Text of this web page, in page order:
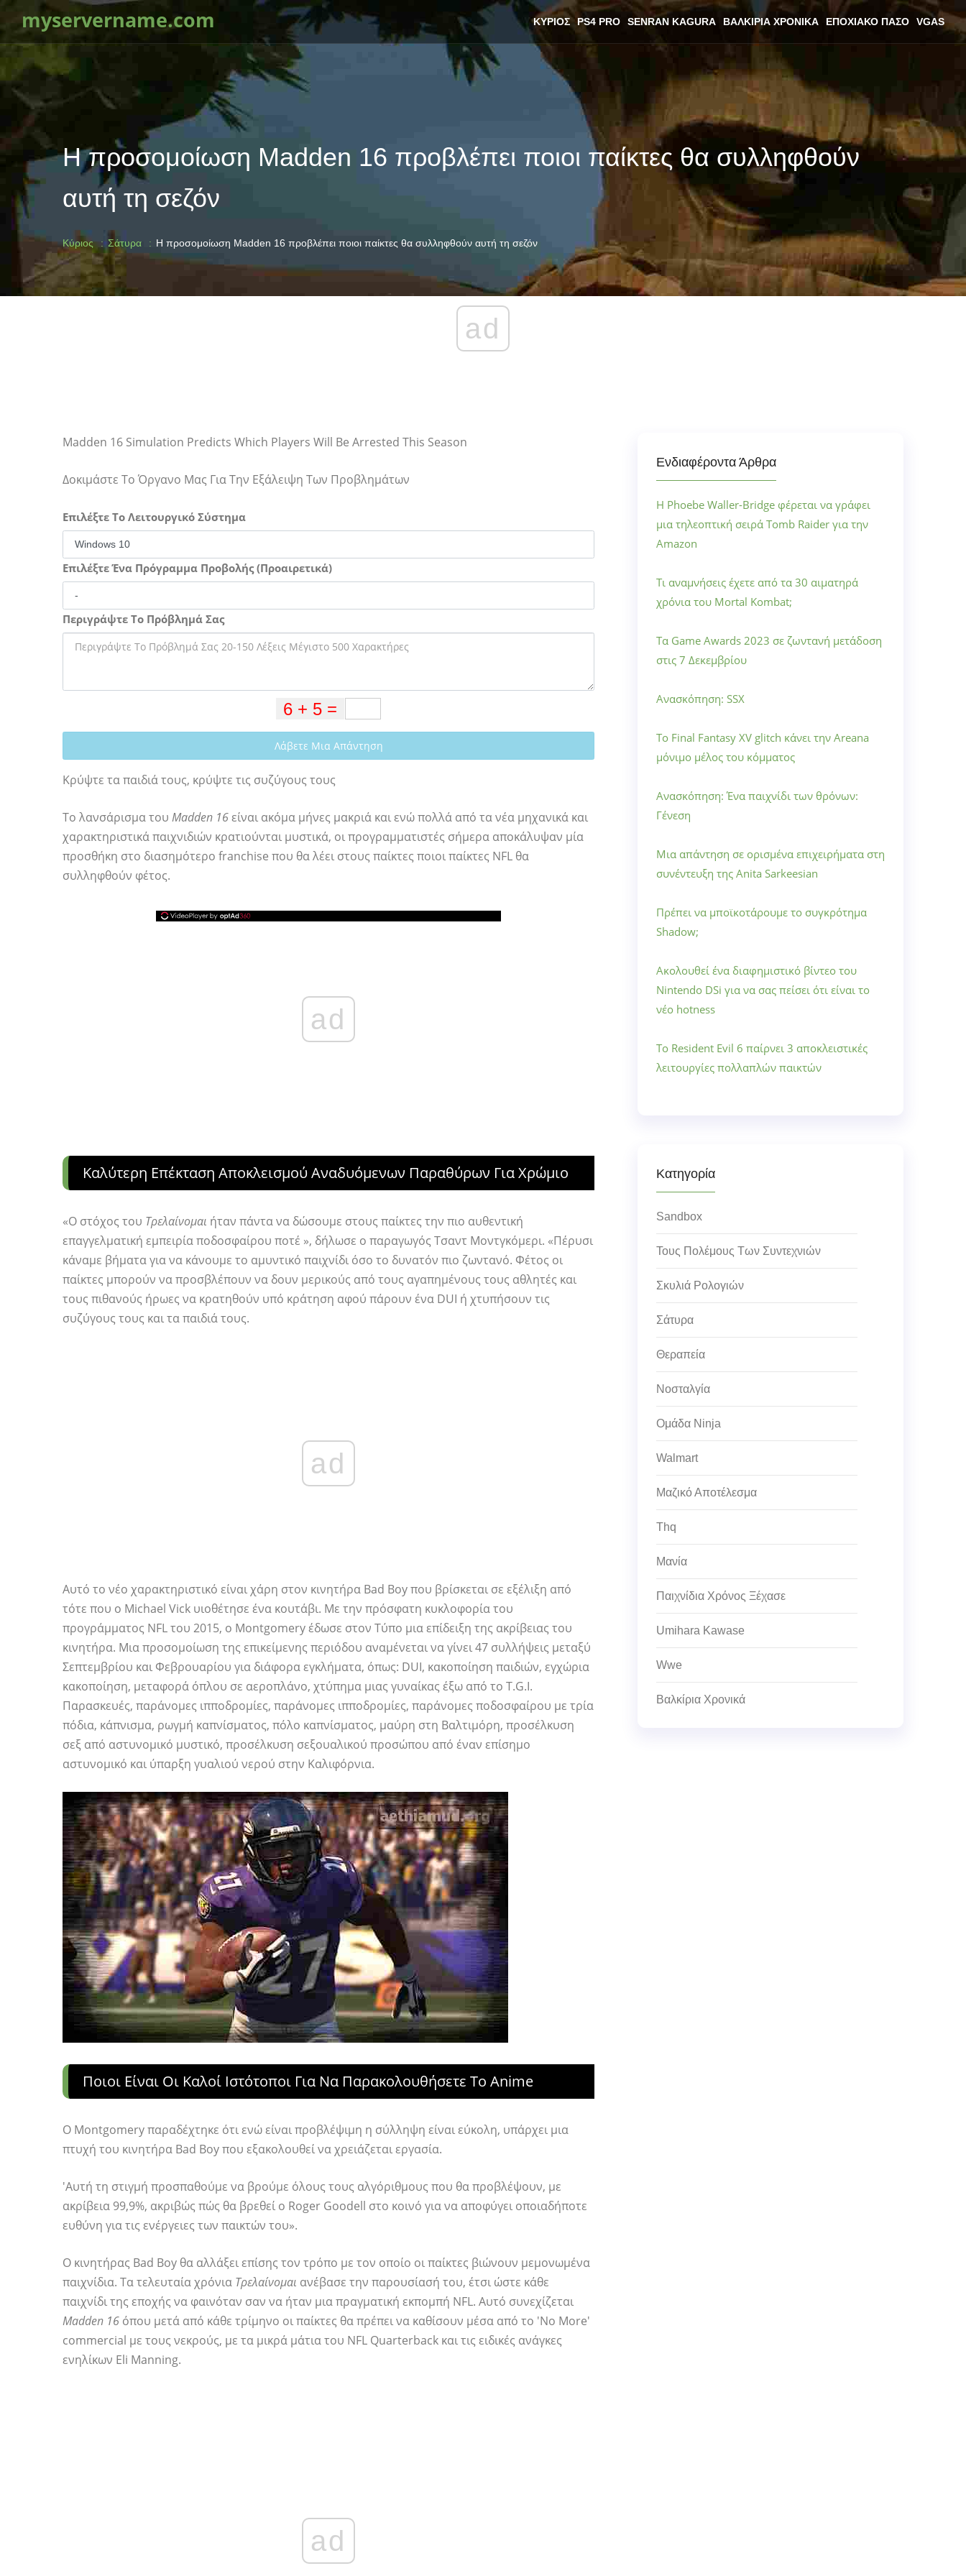
myservername.com ΚΎΡΙΟΣ PS4 PRO SENRAN KAGURA ΒΑΛΚΊΡΙΑ ΧΡΟΝΙΚΆ ΕΠΟΧΙΑΚΌ ΠΆΣΟ VGAS
Η προσομοίωση Madden 16 προβλέπει ποιοι παίκτες θα συλληφθούν
αυτή τη σεζόν
Κύριος Σάτυρα Η προσομοίωση Madden 16 προβλέπει ποιοι παίκτες θα συλληφθούν αυτή τη σεζόν
ad
Madden 16 Simulation Predicts Which Players Will Be Arrested This Season
Δοκιμάστε Το Όργανο Μας Για Την Εξάλειψη Των Προβλημάτων
Επιλέξτε Το Λειτουργικό Σύστημα
Επιλέξτε Ένα Πρόγραμμα Προβολής (Προαιρετικά)
Περιγράψτε Το Πρόβλημά Σας
Λάβετε Μια Απάντηση
Κρύψτε τα παιδιά τους, κρύψτε τις συζύγους τους
Το λανσάρισμα του Madden 16είναι ακόμα μήνες μακριά και ενώ πολλά από τα νέα μηχανικά και
χαρακτηριστικά παιχνιδιών κρατιούνται μυστικά, οι προγραμματιστές σήμερα αποκάλυψαν μία
προσθήκη στο διασημότερο franchise που θα λέει στους παίκτες ποιοι παίκτες NFL θα
συλληφθούν φέτος.
ad
Καλύτερη Επέκταση Αποκλεισμού Αναδυόμενων Παραθύρων Για Χρώμιο
«Ο στόχος του Τρελαίνομαι ήταν πάντα να δώσουμε στους παίκτες την πιο αυθεντική
επαγγελματική εμπειρία ποδοσφαίρου ποτέ », δήλωσε ο παραγωγός Τσαντ Μοντγκόμερι. «Πέρυσι
κάναμε βήματα για να κάνουμε το αμυντικό παιχνίδι όσο το δυνατόν πιο ζωντανό. Φέτος οι
παίκτες μπορούν να προσβλέπουν να δουν μερικούς από τους αγαπημένους τους αθλητές και
τους πιθανούς ήρωες να κρατηθούν υπό κράτηση αφού πάρουν ένα DUI ή χτυπήσουν τις
συζύγους τους και τα παιδιά τους.
ad
Αυτό το νέο χαρακτηριστικό είναι χάρη στον κινητήρα Bad Boy που βρίσκεται σε εξέλιξη από
τότε που ο Michael Vick υιοθέτησε ένα κουτάβι. Με την πρόσφατη κυκλοφορία του
προγράμματος NFL του 2015, ο Montgomery έδωσε στον Τύπο μια επίδειξη της ακρίβειας του
κινητήρα. Μια προσομοίωση της επικείμενης περιόδου αναμένεται να γίνει 47 συλλήψεις μεταξύ
Σεπτεμβρίου και Φεβρουαρίου για διάφορα εγκλήματα, όπως: DUI, κακοποίηση παιδιών, εγχώρια
κακοποίηση, μεταφορά όπλου σε αεροπλάνο, χτύπημα μιας γυναίκας έξω από το T.G.I.
Παρασκευές, παράνομες ιπποδρομίες, παράνομες ιπποδρομίες, παράνομες ποδοσφαίρου με τρία
πόδια, κάπνισμα, ρωγμή καπνίσματος, πόλο καπνίσματος, μαύρη στη Βαλτιμόρη, προσέλκυση
σεξ από αστυνομικό μυστικό, προσέλκυση σεξουαλικού προσώπου από έναν επίσημο
αστυνομικό και ύπαρξη γυαλιού νερού στην Καλιφόρνια.
Ποιοι Είναι Οι Καλοί Ιστότοποι Για Να Παρακολουθήσετε Το Anime
Ο Montgomery παραδέχτηκε ότι ενώ είναι προβλέψιμη η σύλληψη είναι εύκολη, υπάρχει μια
πτυχή του κινητήρα Bad Boy που εξακολουθεί να χρειάζεται εργασία.
'Αυτή τη στιγμή προσπαθούμε να βρούμε όλους τους αλγόριθμους που θα προβλέψουν, με
ακρίβεια 99,9%, ακριβώς πώς θα βρεθεί ο Roger Goodell στο κοινό για να αποφύγει οποιαδήποτε
ευθύνη για τις ενέργειες των παικτών του».
Ο κινητήρας Bad Boy θα αλλάξει επίσης τον τρόπο με τον οποίο οι παίκτες βιώνουν μεμονωμένα
παιχνίδια. Τα τελευταία χρόνια Τρελαίνομαι ανέβασε την παρουσίασή του, έτσι ώστε κάθε
παιχνίδι της εποχής να φαινόταν σαν να ήταν μια πραγματική εκπομπή NFL. Αυτό συνεχίζεται
Madden 16 όπου μετά από κάθε τρίμηνο οι παίκτες θα πρέπει να καθίσουν μέσα από το 'No More'
commercial με τους νεκρούς, με τα μικρά μάτια του NFL Quarterback και τις ειδικές ανάγκες
ενηλίκων Eli Manning.
ad
Ενδιαφέροντα Άρθρα
Η Phoebe Waller-Bridge φέρεται να γράφει
μια τηλεοπτική σειρά Tomb Raider για την
Amazon
Τι αναμνήσεις έχετε από τα 30 αιματηρά
χρόνια του Mortal Kombat;
Τα Game Awards 2023 σε ζωντανή μετάδοση
στις 7 Δεκεμβρίου
Ανασκόπηση: SSX
Το Final Fantasy XV glitch κάνει την Areana
μόνιμο μέλος του κόμματος
Ανασκόπηση: Ένα παιχνίδι των θρόνων:
Γένεση
Μια απάντηση σε ορισμένα επιχειρήματα στη
συνέντευξη της Anita Sarkeesian
Πρέπει να μποϊκοτάρουμε το συγκρότημα
Shadow;
Ακολουθεί ένα διαφημιστικό βίντεο του
Nintendo DSi για να σας πείσει ότι είναι το
νέο hotness
Το Resident Evil 6 παίρνει 3 αποκλειστικές
λειτουργίες πολλαπλών παικτών
Κατηγορία
Sandbox
Τους Πολέμους Των Συντεχνιών
Σκυλιά Ρολογιών
Σάτυρα
Θεραπεία
Νοσταλγία
Ομάδα Ninja
Walmart
Μαζικό Αποτέλεσμα
Thq
Μανία
Παιχνίδια Χρόνος Ξέχασε
Umihara Kawase
Wwe
Βαλκίρια Χρονικά